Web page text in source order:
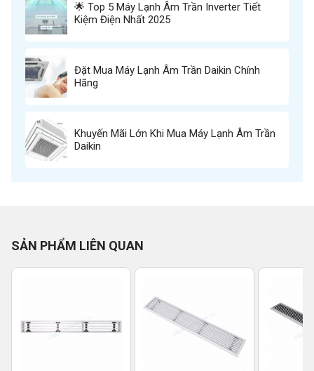
🌟 Top 5 Máy Lạnh Âm Trần Inverter Tiết
Kiệm Điện Nhất 2025
Đặt Mua Máy Lạnh Âm Trần Daikin Chính
Hãng
Khuyến Mãi Lớn Khi Mua Máy Lạnh Âm Trần
Daikin
SẢN PHẨM LIÊN QUAN